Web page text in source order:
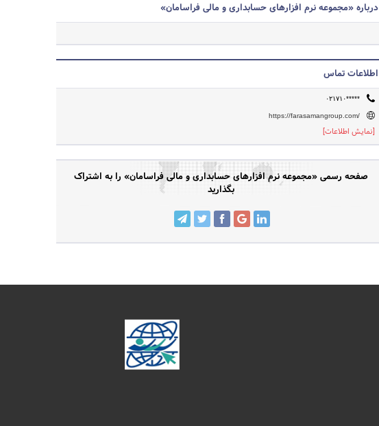
جستجو
درباره «مجموعه نرم افزارهای حسابداری و مالی فراسامان»
اطلاعات تماس
۰۲۱۷۱۰*****
https://farasamangroup.com/
[نمایش اطلاعات]
صفحه رسمی «مجموعه نرم افزارهای حسابداری و مالی فراسامان» را به اشتراک
بگذارید